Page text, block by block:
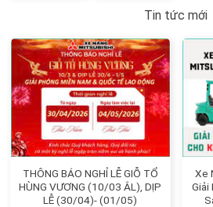
Tin tức mới
THÔNG BÁO NGHỈ LỄ GIỖ TỔ
HÙNG VƯƠNG (10/03 ÂL), DỊP
LỄ (30/04)- (01/05)
Xe
Giải